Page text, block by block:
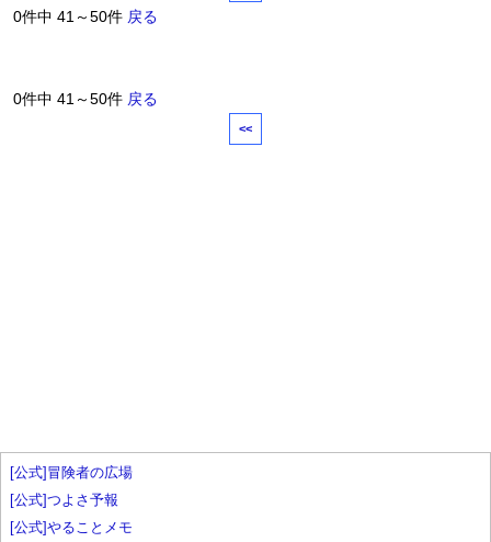
0件中 41～50件 戻る
0件中 41～50件 戻る
<<
[公式]冒険者の広場
[公式]つよさ予報
[公式]やることメモ